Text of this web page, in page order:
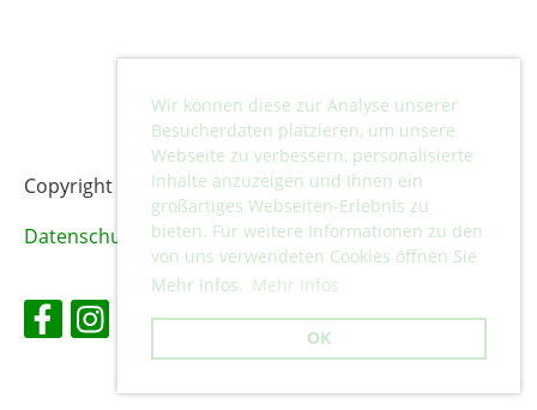
Wir können diese zur Analyse unserer
Besucherdaten platzieren, um unsere
Webseite zu verbessern, personalisierte
Inhalte anzuzeigen und Ihnen ein
großartiges Webseiten-Erlebnis zu
bieten. Für weitere Informationen zu den
von uns verwendeten Cookies öffnen Sie
Mehr Infos. Mehr Infos
OK
Copyright © 2024 Turnverein Lufingen.
Datenschutz